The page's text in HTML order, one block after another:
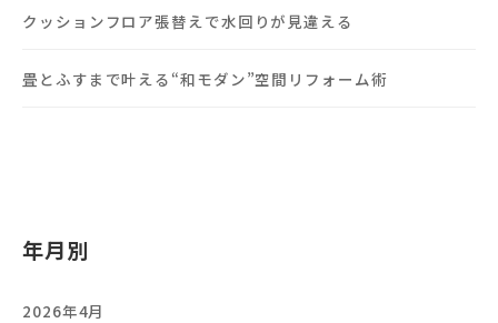
クッションフロア張替えで水回りが見違える
畳とふすまで叶える“和モダン”空間リフォーム術
年月別
2026年4月